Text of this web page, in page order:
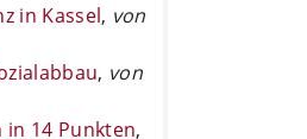
in Kassel, von
, von
in 14 Punkten,